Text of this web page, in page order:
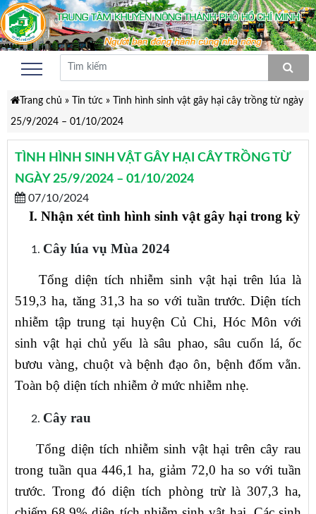
Trang chủ » Tin tức»
Tình hình sinh vật gây hại cây trồng từ ngày
25/9/2024 – 01/10/2024
TÌNH HÌNH SINH VẬT GÂY HẠI CÂY TRỒNG TỪ
NGÀY 25/9/2024 – 01/10/2024
07/10/2024
I. Nhận xét tình hình sinh vật gây hại trong kỳ
Cây lúa vụ Mùa 2024
Tổng diện tích nhiễm sinh vật hại trên lúa là
519,3 ha, tăng 31,3 ha so với tuần trước. Diện tích
nhiễm tập trung tại huyện Củ Chi, Hóc Môn với
sinh vật hại chủ yếu là sâu phao, sâu cuốn lá, ốc
bươu vàng, chuột và bệnh đạo ôn, bệnh đốm vằn.
Toàn bộ diện tích nhiễm ở mức nhiễm nhẹ.
Cây rau
Tổng diện tích nhiễm sinh vật hại trên cây rau
trong tuần qua 446,1 ha, giảm 72,0 ha so với tuần
trước. Trong đó diện tích phòng trừ là 307,3 ha,